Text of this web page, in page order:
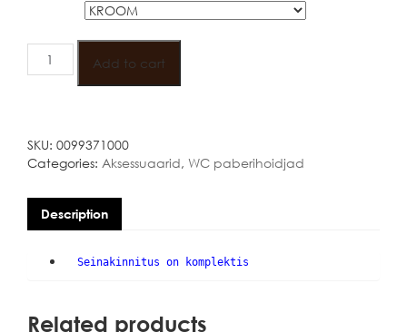
DURAVIT
STARCK
quantity
Add to cart
SKU: 0099371000
Categories: Aksessuaarid, WC paberihoidjad
Description
Seinakinnitus on komplektis
Related products